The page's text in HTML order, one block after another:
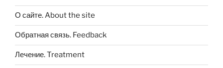
О сайте. About the site
Обратная связь. Feedback
Лечение. Treatment